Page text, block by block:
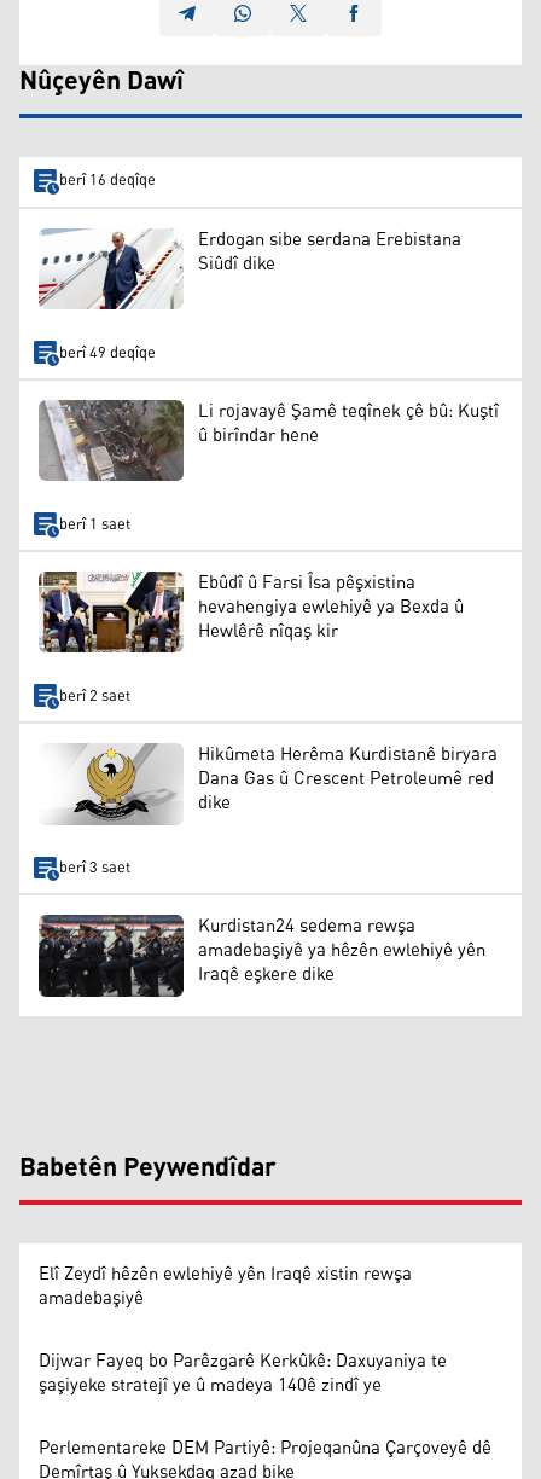
Nûçeyên Dawî
berî 16 deqîqe
Erdogan sibe serdana Erebistana
Siûdî dike
berî 49 deqîqe
Li rojavayê Şamê teqînek çê bû: Kuştî
û birîndar hene
berî 1 saet
Ebûdî û Farsi Îsa pêşxistina
hevahengiya ewlehiyê ya Bexda û
Hewlêrê nîqaş kir
berî 2 saet
Hikûmeta Herêma Kurdistanê biryara
Dana Gas û Crescent Petroleumê red
dike
berî 3 saet
Kurdistan24 sedema rewşa
amadebaşiyê ya hêzên ewlehiyê yên
Iraqê eşkere dike
Babetên Peywendîdar
Elî Zeydî hêzên ewlehiyê yên Iraqê xistin rewşa
amadebaşiyê
Dijwar Fayeq bo Parêzgarê Kerkûkê: Daxuyaniya te
şaşiyeke stratejî ye û madeya 140ê zindî ye
Perlementareke DEM Partiyê: Projeqanûna Çarçoveyê dê